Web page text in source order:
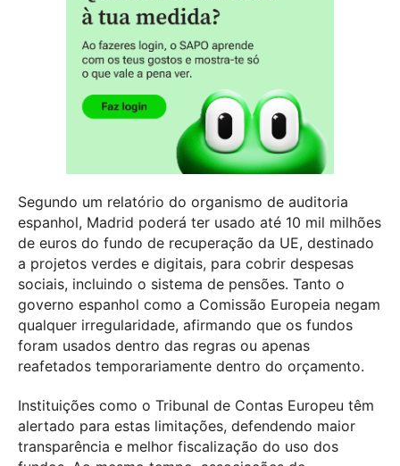
Segundo um relatório do organismo de auditoria
espanhol, Madrid poderá ter usado até 10 mil milhões
de euros do fundo de recuperação da UE, destinado
a projetos verdes e digitais, para cobrir despesas
sociais, incluindo o sistema de pensões. Tanto o
governo espanhol como a Comissão Europeia negam
qualquer irregularidade, afirmando que os fundos
foram usados dentro das regras ou apenas
reafetados temporariamente dentro do orçamento.
Instituições como o Tribunal de Contas Europeu têm
alertado para estas limitações, defendendo maior
transparência e melhor fiscalização do uso dos